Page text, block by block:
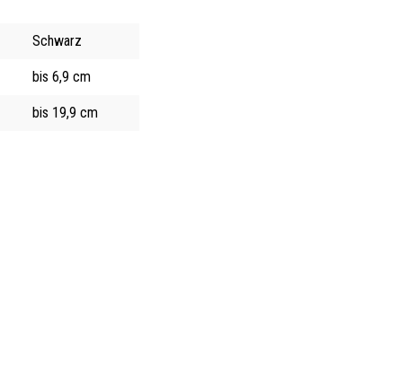
Schwarz
bis 6,9 cm
bis 19,9 cm